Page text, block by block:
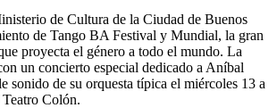
de Cultura de la Ciudad de Buenos
de Tango BA Festival y Mundial, la gran
proyecta el género a todo el mundo. La
un concierto especial dedicado a Aníbal
sonido de su orquesta típica el miércoles 13 a
Colón.